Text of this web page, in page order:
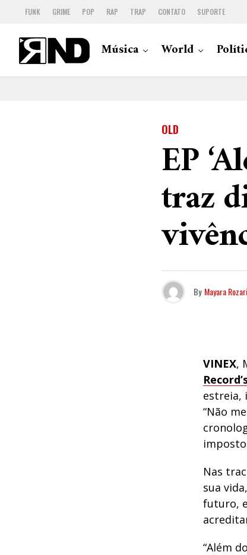
FUNK GRIME POP RAP TRAP CONTATO SUPORTE
Música World
OLD
EP
traz
By Mayara
VINEX,
estreia,
“Não
Nas
sua
futuro,
“Além